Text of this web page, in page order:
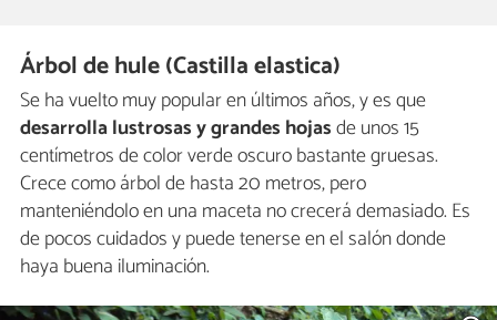
Árbol de hule (Castilla elastica)
Se ha vuelto muy popular en últimos años, y es que
desarrolla lustrosas y grandes hojasde unos 15
centímetros de color verde oscuro bastante gruesas.
Crece como árbol de hasta 20 metros, pero
manteniéndolo en una maceta no crecerá demasiado. Es
de pocos cuidados y puede tenerse en el salón donde
haya buena iluminación.